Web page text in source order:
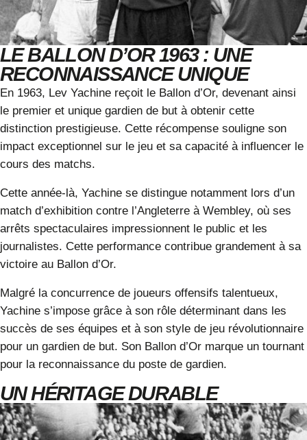
LE BALLON D’OR 1963 : UNE
RECONNAISSANCE UNIQUE
En 1963, Lev Yachine reçoit le Ballon d’Or, devenant ainsi
le premier et unique gardien de but à obtenir cette
distinction prestigieuse. Cette récompense souligne son
impact exceptionnel sur le jeu et sa capacité à influencer le
cours des matchs.
Cette année-là, Yachine se distingue notamment lors d’un
match d’exhibition contre l’Angleterre à Wembley, où ses
arrêts spectaculaires impressionnent le public et les
journalistes. Cette performance contribue grandement à sa
victoire au Ballon d’Or.
Malgré la concurrence de joueurs offensifs talentueux,
Yachine s’impose grâce à son rôle déterminant dans les
succès de ses équipes et à son style de jeu révolutionnaire
pour un gardien de but. Son Ballon d’Or marque un tournant
pour la reconnaissance du poste de gardien.
UN HÉRITAGE DURABLE